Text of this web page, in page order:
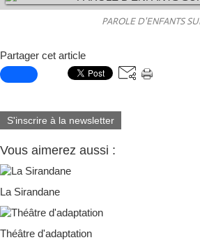
PAROLE D'ENFANTS
Partager cet article
S'inscrire à la newsletter
Vous aimerez aussi :
La Sirandane
Théâtre d'adaptation